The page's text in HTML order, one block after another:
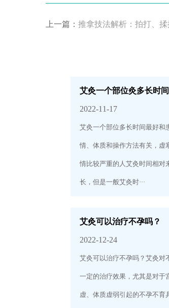
上一篇： 推拿技法解析：拍打、
艾灸一个部位灸多长时
2022-11-17
艾灸一个部位多长时间最好和
情、体质和操作方法有关，虚
情比较严重的人艾灸时间相对
长，但是一般艾灸时···
艾灸可以治疗不孕吗？
2022-12-24
艾灸可以治疗不孕吗？艾灸对
一定的治疗效果，尤其是对于
虚、体质虚弱引起的不孕不育